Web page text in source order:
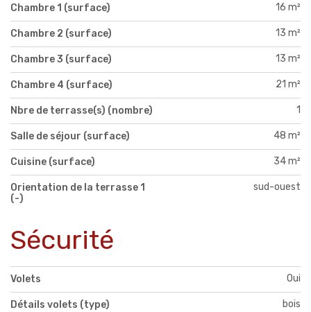
Chambre 1 (surface) 16 m²
Chambre 2 (surface) 13 m²
Chambre 3 (surface) 13 m²
Chambre 4 (surface) 21 m²
Nbre de terrasse(s) (nombre) 1
Salle de séjour (surface) 48 m²
Cuisine (surface) 34 m²
Orientation de la terrasse 1
(-)
sud-ouest
Sécurité
Volets Oui
Détails volets (type) bois